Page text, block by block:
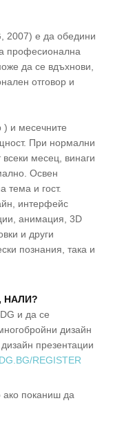
2007) е да обедини
професионална
да се вдъхнови,
отговор и
) и месечните
При нормални
месец, винаги
Освен
тема и гост.
интерфейс
анимация, 3D
и други
познания, така и
НАЛИ?
и да се
дизайн
презентации
REGISTER
поканиш да